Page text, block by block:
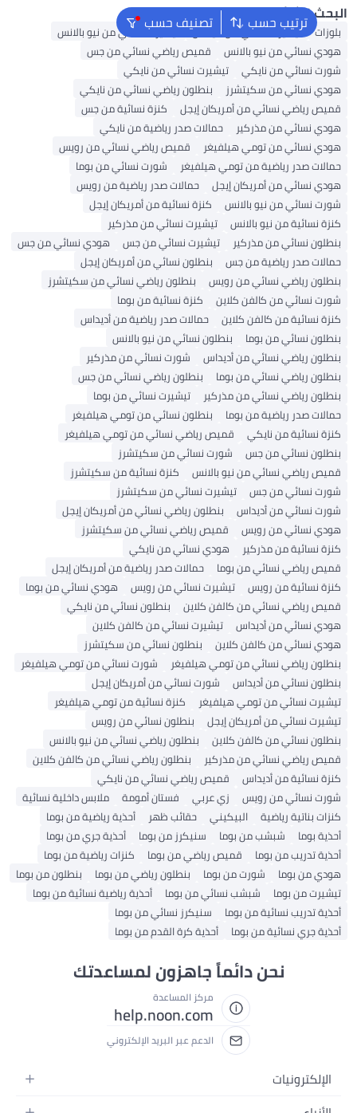
ترتيب حسب تصنيف حسب الشائع
تيشيرت نسائي من أديداس
تيشيرت نسائي من نيو بالانس
نسائي من نيو بالانس
قميص رياضي نسائي من جس
نسائي من نايكي
تيشيرت نسائي من نايكي
نسائي من سكيتشرز
بنطلون رياضي نسائي من نايكي
رياضي نسائي من أمريكان إيجل
كنزة نسائية من جس
نسائي من مذركير
حمالات صدر رياضية من نايكي
نسائي من تومي هيلفيغر
قميص رياضي نسائي من رويس
صدر رياضية من تومي هيلفيغر
شورت نسائي من بوما
نسائي من أمريكان إيجل
حمالات صدر رياضية من رويس
نسائي من نيو بالانس
كنزة نسائية من أمريكان إيجل
نسائية من نيو بالانس
تيشيرت نسائي من مذركير
نسائي من مذركير
تيشيرت نسائي من جس
هودي نسائي من جس
صدر رياضية من جس
بنطلون نسائي من أمريكان إيجل
رياضي نسائي من رويس
بنطلون رياضي نسائي من سكيتشرز
نسائي من كالفن كلاين
كنزة نسائية من بوما
نسائية من كالفن كلاين
حمالات صدر رياضية من أديداس
نسائي من بوما
بنطلون نسائي من نيو بالانس
رياضي نسائي من أديداس
شورت نسائي من مذركير
رياضي نسائي من بوما
بنطلون رياضي نسائي من جس
رياضي نسائي من مذركير
تيشيرت نسائي من بوما
صدر رياضية من بوما
بنطلون نسائي من تومي هيلفيغر
نسائية من نايكي
قميص رياضي نسائي من تومي هيلفيغر
نسائي من جس
شورت نسائي من سكيتشرز
رياضي نسائي من نيو بالانس
كنزة نسائية من سكيتشرز
نسائي من جس
تيشيرت نسائي من سكيتشرز
نسائي من أديداس
بنطلون رياضي نسائي من أمريكان إيجل
نسائي من رويس
قميص رياضي نسائي من سكيتشرز
نسائية من مذركير
هودي نسائي من نايكي
رياضي نسائي من بوما
حمالات صدر رياضية من أمريكان إيجل
نسائية من رويس
تيشيرت نسائي من رويس
هودي نسائي من بوما
رياضي نسائي من كالفن كلاين
بنطلون نسائي من نايكي
نسائي من أديداس
تيشيرت نسائي من كالفن كلاين
نسائي من كالفن كلاين
بنطلون نسائي من سكيتشرز
رياضي نسائي من تومي هيلفيغر
شورت نسائي من تومي هيلفيغر
نسائي من أديداس
شورت نسائي من أمريكان إيجل
نسائي من تومي هيلفيغر
كنزة نسائية من تومي هيلفيغر
نسائي من أمريكان إيجل
بنطلون نسائي من رويس
نسائي من كالفن كلاين
بنطلون رياضي نسائي من نيو بالانس
رياضي نسائي من مذركير
بنطلون رياضي نسائي من كالفن كلاين
نسائية من أديداس
قميص رياضي نسائي من نايكي
نسائي من رويس
زي عربي فستان أمومة
ملابس داخلية نسائية
بناتية رياضية
البيكيني حقائب ظهر
أحذية رياضية من بوما
بوما
شبشب من بوما سنيكرز من بوما
أحذية جري من بوما
تدريب من بوما
قميص رياضي من بوما
كنزات رياضية من بوما
من بوما
شورت من بوما بنطلون رياضي من بوما
بنطلون من بوما
من بوما
شبشب نسائي من بوما
أحذية رياضية نسائية من بوما
تدريب نسائية من بوما
سنيكرز نسائي من بوما
جري نسائية من بوما
أحذية كرة القدم من بوما
نحن دائماً جاهزون لمساعدتك
مركز المساعدة
help.noon.com
الدعم عبر البريد الإلكتروني